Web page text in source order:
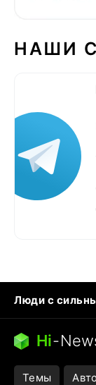
НАШИ
Люди с
Кошка писает
Ядовитые
Города в
Открытие в
Hi-
Темы